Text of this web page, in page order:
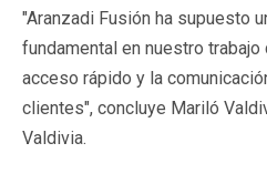
"Aranzadi Fusión ha supuesto
fundamental en nuestro
acceso rápido y la
clientes", concluye Mariló
Valdivia.